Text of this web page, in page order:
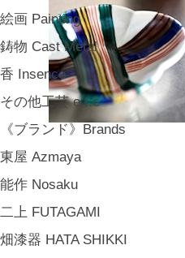
絵画 Painting
鋳物 Cast Metal
香 Insence
その他工芸 e.t.c
《ブランド》Brands
東屋 Azmaya
能作 Nosaku
二上 FUTAGAMI
畑漆器 HATA SHIKKI